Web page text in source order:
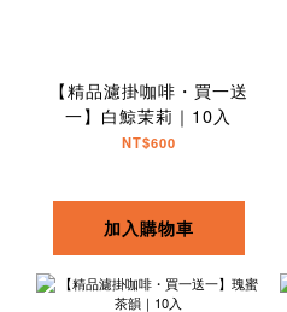
【精品濾掛咖啡・買一送
一】白鯨茉莉｜10入
NT$600
加入購物車